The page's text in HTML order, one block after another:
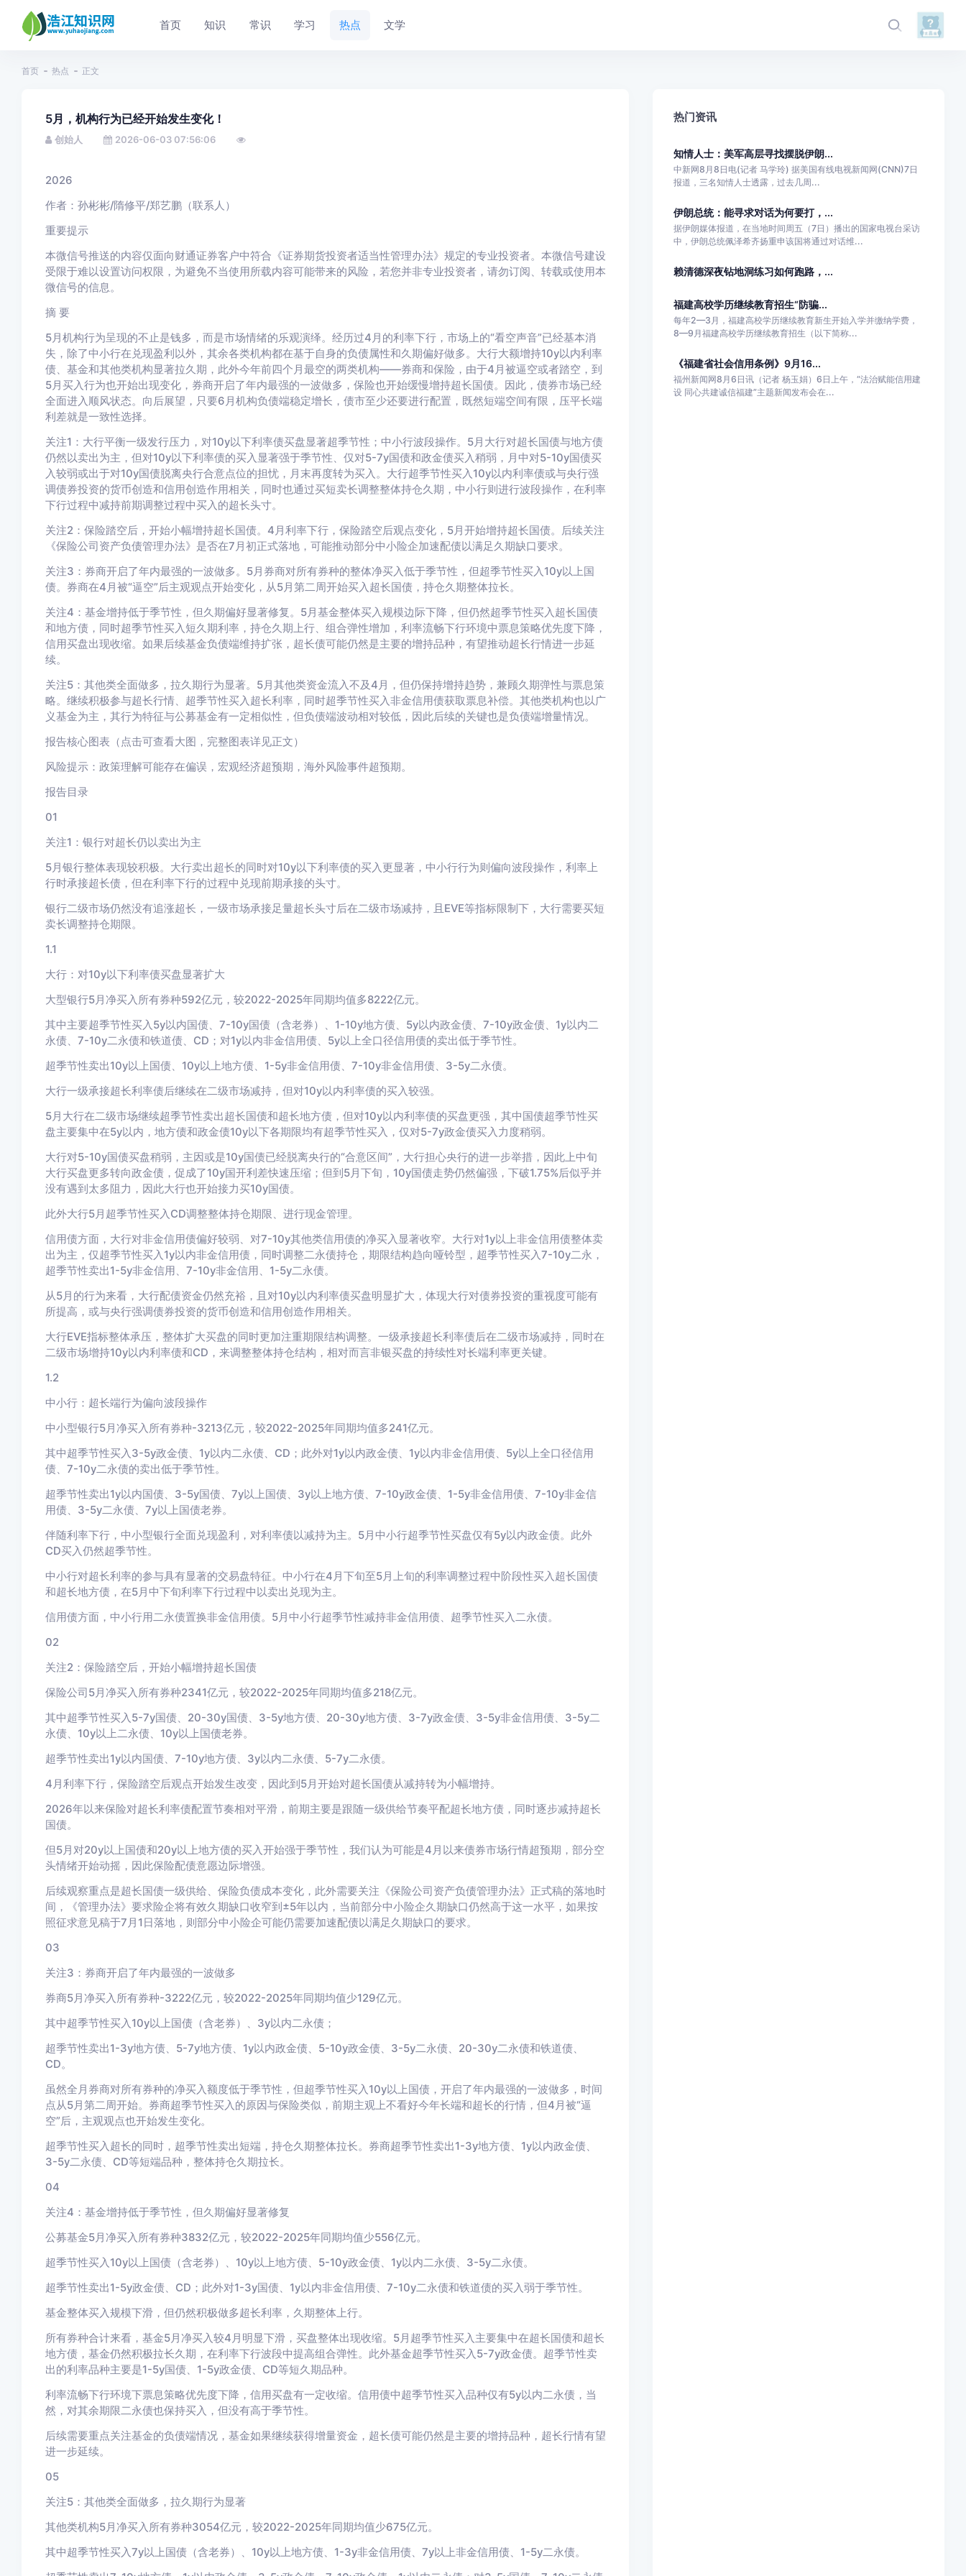
首页 知识 常识 学习 热点 文学
首页 热点 正文
5月，机构行为已经开始发生变化！
创始人 2026-06-03 07:56:06
2026
作者：孙彬彬/隋修平/郑艺鹏（联系人）
重要提示
本微信号推送的内容仅面向财通证券客户中符合《证券期货投资者适当性管理办法》规定的专业投资者。本微信号建设
受限于难以设置访问权限，为避免不当使用所载内容可能带来的风险，若您并非专业投资者，请勿订阅、转载或使用本
微信号的信息。
摘 要
5月机构行为呈现的不止是钱多，而是市场情绪的乐观演绎。经历过4月的利率下行，市场上的“看空声音”已经基本消
失，除了中小行在兑现盈利以外，其余各类机构都在基于自身的负债属性和久期偏好做多。大行大额增持10y以内利率
债、基金和其他类机构显著拉久期，此外今年前四个月最空的两类机构——券商和保险，由于4月被逼空或者踏空，到
5月买入行为也开始出现变化，券商开启了年内最强的一波做多，保险也开始缓慢增持超长国债。因此，债券市场已经
全面进入顺风状态。向后展望，只要6月机构负债端稳定增长，债市至少还要进行配置，既然短端空间有限，压平长端
利差就是一致性选择。
关注1：大行平衡一级发行压力，对10y以下利率债买盘显著超季节性；中小行波段操作。 5月大行对超长国债与地方债
仍然以卖出为主，但对10y以下利率债的买入显著强于季节性、仅对5-7y国债和政金债买入稍弱，月中对5-10y国债买
入较弱或出于对10y国债脱离央行合意点位的担忧，月末再度转为买入。大行超季节性买入10y以内利率债或与央行强
调债券投资的货币创造和信用创造作用相关，同时也通过买短卖长调整整体持仓久期，中小行则进行波段操作，在利率
下行过程中减持前期调整过程中买入的超长头寸。
关注2：保险踏空后，开始小幅增持超长国债。 4月利率下行，保险踏空后观点变化，5月开始增持超长国债。后续关注
《保险公司资产负债管理办法》是否在7月初正式落地，可能推动部分中小险企加速配债以满足久期缺口要求。
关注3：券商开启了年内最强的一波做多。 5月券商对所有券种的整体净买入低于季节性，但超季节性买入10y以上国
债。券商在4月被“逼空”后主观观点开始变化，从5月第二周开始买入超长国债，持仓久期整体拉长。
关注4：基金增持低于季节性，但久期偏好显著修复。 5月基金整体买入规模边际下降，但仍然超季节性买入超长国债
和地方债，同时超季节性买入短久期利率，持仓久期上行、组合弹性增加，利率流畅下行环境中票息策略优先度下降，
信用买盘出现收缩。如果后续基金负债端维持扩张，超长债可能仍然是主要的增持品种，有望推动超长行情进一步延
续。
关注5：其他类全面做多，拉久期行为显著。 5月其他类资金流入不及4月，但仍保持增持趋势，兼顾久期弹性与票息策
略。继续积极参与超长行情、超季节性买入超长利率，同时超季节性买入非金信用债获取票息补偿。其他类机构也以广
义基金为主，其行为特征与公募基金有一定相似性，但负债端波动相对较低，因此后续的关键也是负债端增量情况。
报告核心图表（点击可查看大图，完整图表详见正文）
风险提示：政策理解可能存在偏误，宏观经济超预期，海外风险事件超预期。
报告目录
01
关注1：银行对超长仍以卖出为主
5月银行整体表现较积极。 大行卖出超长的同时对10y以下利率债的买入更显著，中小行行为则偏向波段操作，利率上
行时承接超长债，但在利率下行的过程中兑现前期承接的头寸。
银行二级市场仍然没有追涨超长，一级市场承接足量超长头寸后在二级市场减持，且EVE等指标限制下，大行需要买短
卖长调整持仓期限。
1.1
大行：对10y以下利率债买盘显著扩大
大型银行5月净买入所有券种592亿元，较2022-2025年同期均值多8222亿元。
其中主要超季节性买入5y以内国债、7-10y国债（含老券）、1-10y地方债、5y以内政金债、7-10y政金债、1y以内二
永债、7-10y二永债和铁道债、CD；对1y以内非金信用债、5y以上全口径信用债的卖出低于季节性。
超季节性卖出10y以上国债、10y以上地方债、1-5y非金信用债、7-10y非金信用债、3-5y二永债。
大行一级承接超长利率债后继续在二级市场减持，但对10y以内利率债的买入较强。
5月大行在二级市场继续超季节性卖出超长国债和超长地方债，但对10y以内利率债的买盘更强，其中国债超季节性买
盘主要集中在5y以内，地方债和政金债10y以下各期限均有超季节性买入，仅对5-7y政金债买入力度稍弱。
大行对5-10y国债买盘稍弱，主因或是10y国债已经脱离央行的“合意区间”，大行担心央行的进一步举措，因此上中旬
大行买盘更多转向政金债，促成了10y国开利差快速压缩；但到 5月下旬，10y国债走势仍然偏强，下破1.75%后似乎并
没有遇到太多阻力，因此大行也开始接力买10y国债。
此外大行5月超季节性买入CD调整整体持仓期限、进行现金管理。
信用债方面，大行对非金信用债偏好较弱、对7-10y其他类信用债的净买入显著收窄。 大行对1y以上非金信用债整体卖
出为主，仅超季节性买入1y以内非金信用债，同时调整二永债持仓，期限结构趋向哑铃型，超季节性买入7-10y二永，
超季节性卖出1-5y非金信用、7-10y非金信用、1-5y二永债。
从5月的行为来看，大行配债资金仍然充裕，且对10y以内利率债买盘明显扩大，体现大行对债券投资的重视度可能有
所提高，或与央行强调债券投资的货币创造和信用创造作用相关。
大行EVE指标整体承压，整体扩大买盘的同时更加注重期限结构调整。 一级承接超长利率债后在二级市场减持，同时在
二级市场增持10y以内利率债和CD，来调整整体持仓结构，相对而言非银买盘的持续性对长端利率更关键。
1.2
中小行：超长端行为偏向波段操作
中小型银行5月净买入所有券种-3213亿元，较2022-2025年同期均值多241亿元。
其中超季节性买入3-5y政金债、1y以内二永债、CD；此外对1y以内政金债、1y以内非金信用债、5y以上全口径信用
债、7-10y二永债的卖出低于季节性。
超季节性卖出1y以内国债、3-5y国债、7y以上国债、3y以上地方债、7-10y政金债、1-5y非金信用债、7-10y非金信
用债、3-5y二永债、7y以上国债老券。
伴随利率下行，中小型银行全面兑现盈利，对利率债以减持为主。 5月中小行超季节性买盘仅有5y以内政金债。此外
CD买入仍然超季节性。
中小行对超长利率的参与具有显著的交易盘特征。 中小行在4月下旬至5月上旬的利率调整过程中阶段性买入超长国债
和超长地方债，在5月中下旬利率下行过程中以卖出兑现为主。
信用债方面，中小行用二永债置换非金信用债。 5月中小行超季节性减持非金信用债、超季节性买入二永债。
02
关注2：保险踏空后，开始小幅增持超长国债
保险公司5月净买入所有券种2341亿元，较2022-2025年同期均值多218亿元。
其中超季节性买入5-7y国债、20-30y国债、3-5y地方债、20-30y地方债、3-7y政金债、3-5y非金信用债、3-5y二
永债、10y以上二永债、10y以上国债老券。
超季节性卖出1y以内国债、7-10y地方债、3y以内二永债、5-7y二永债。
4月利率下行，保险踏空后观点开始发生改变，因此到5月开始对超长国债从减持转为小幅增持。
2026年以来保险对超长利率债配置节奏相对平滑，前期主要是跟随一级供给节奏平配超长地方债，同时逐步减持超长
国债。
但5月对20y以上国债和20y以上地方债的买入开始强于季节性，我们认为可能是4月以来债券市场行情超预期，部分空
头情绪开始动摇，因此保险配债意愿边际增强。
后续观察重点是超长国债一级供给、保险负债成本变化，此外需要关注《保险公司资产负债管理办法》正式稿的落地时
间，《管理办法》要求险企将有效久期缺口收窄到±5年以内，当前部分中小险企久期缺口仍然高于这一水平，如果按
照征求意见稿于7月1日落地，则部分中小险企可能仍需要加速配债以满足久期缺口的要求。
03
关注3：券商开启了年内最强的一波做多
券商5月净买入所有券种-3222亿元，较2022-2025年同期均值少129亿元。
其中超季节性买入10y以上国债（含老券）、3y以内二永债；
超季节性卖出1-3y地方债、5-7y地方债、1y以内政金债、5-10y政金债、3-5y二永债、20-30y二永债和铁道债、
CD。
虽然全月券商对所有券种的净买入额度低于季节性，但超季节性买入10y以上国债，开启了年内最强的一波做多，时间
点从5月第二周开始。 券商超季节性买入的原因与保险类似，前期主观上不看好今年长端和超长的行情，但4月被“逼
空”后，主观观点也开始发生变化。
超季节性买入超长的同时，超季节性卖出短端，持仓久期整体拉长。 券商超季节性卖出1-3y地方债、1y以内政金债、
3-5y二永债、CD等短端品种，整体持仓久期拉长。
04
关注4：基金增持低于季节性，但久期偏好显著修复
公募基金5月净买入所有券种3832亿元，较2022-2025年同期均值少556亿元。
超季节性买入10y以上国债（含老券）、10y以上地方债、5-10y政金债、1y以内二永债、3-5y二永债。
超季节性卖出1-5y政金债、CD；此外对1-3y国债、1y以内非金信用债、7-10y二永债和铁道债的买入弱于季节性。
基金整体买入规模下滑，但仍然积极做多超长利率，久期整体上行。
所有券种合计来看，基金5月净买入较4月明显下滑，买盘整体出现收缩。5月超季节性买入主要集中在超长国债和超长
地方债，基金仍然积极拉长久期，在利率下行波段中提高组合弹性。此外基金超季节性买入5-7y政金债。超季节性卖
出的利率品种主要是1-5y国债、1-5y政金债、CD等短久期品种。
利率流畅下行环境下票息策略优先度下降，信用买盘有一定收缩。 信用债中超季节性买入品种仅有5y以内二永债，当
然，对其余期限二永债也保持买入，但没有高于季节性。
后续需要重点关注基金的负债端情况，基金如果继续获得增量资金，超长债可能仍然是主要的增持品种，超长行情有望
进一步延续。
05
关注5：其他类全面做多，拉久期行为显著
其他类机构5月净买入所有券种3054亿元，较2022-2025年同期均值少675亿元。
其中超季节性买入7y以上国债（含老券）、10y以上地方债、1-3y非金信用债、7y以上非金信用债、1-5y二永债。
热门资讯
知情人士：美军高层寻找摆脱伊朗...
中新网8月8日电(记者 马学玲) 据美国有线电视新闻网(CNN)7日
报道，三名知情人士透露，过去几周...
伊朗总统：能寻求对话为何要打，...
据伊朗媒体报道，在当地时间周五（7日）播出的国家电视台采访
中，伊朗总统佩泽希齐扬重申该国将通过对话维...
赖清德深夜钻地洞练习如何跑路，...
福建高校学历继续教育招生“防骗...
每年2—3月，福建高校学历继续教育新生开始入学并缴纳学费，
8—9月福建高校学历继续教育招生（以下简称...
《福建省社会信用条例》9月16...
福州新闻网8月6日讯（记者 杨玉娟）6日上午，“法治赋能信用建
设 同心共建诚信福建”主题新闻发布会在...